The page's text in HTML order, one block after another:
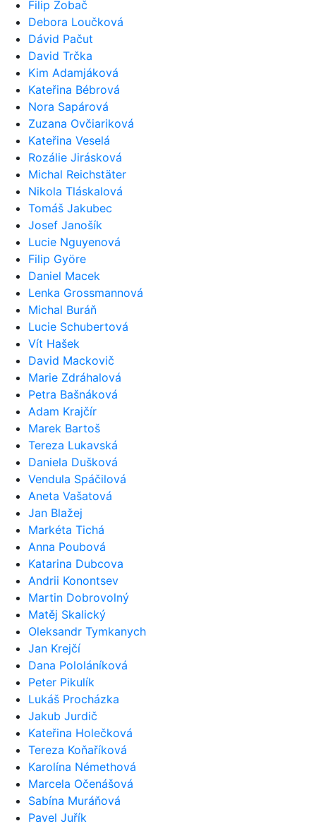
Filip Zobač
Debora Loučková
Dávid Pačut
David Trčka
Kim Adamjáková
Kateřina Bébrová
Nora Sapárová
Zuzana Ovčiariková
Kateřina Veselá
Rozálie Jirásková
Michal Reichstäter
Nikola Tláskalová
Tomáš Jakubec
Josef Janošík
Lucie Nguyenová
Filip Györe
Daniel Macek
Lenka Grossmannová
Michal Buráň
Lucie Schubertová
Vít Hašek
David Mackovič
Marie Zdráhalová
Petra Bašnáková
Adam Krajčír
Marek Bartoš
Tereza Lukavská
Daniela Dušková
Vendula Spáčilová
Aneta Vašatová
Jan Blažej
Markéta Tichá
Anna Poubová
Katarina Dubcova
Andrii Konontsev
Martin Dobrovolný
Matěj Skalický
Oleksandr Tymkanych
Jan Krejčí
Dana Pololáníková
Peter Pikulík
Lukáš Procházka
Jakub Jurdič
Kateřina Holečková
Tereza Koňaříková
Karolína Némethová
Marcela Očenášová
Sabína Muráňová
Pavel Juřík